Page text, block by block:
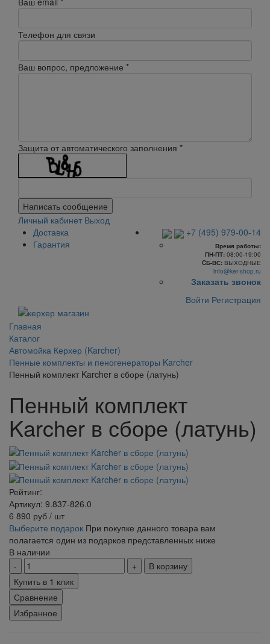
Телефон для связи
Ваш вопрос, предложение *
Защита от автоматического заполнения *
Написать сообщение
Личный кабинет Выход
Доставка
Гарантия
+7 (495) 979-00-14
Время работы:
ПН-ПТ:08:00-19:00
CБ-ВС:ВЫХОДНЫЕ
info@ker-shop.ru
Заказать звонок
Войти Регистрация
Главная
Каталог
Автомойка Керхер (Karcher)
Пенные комплекты и пеногенераторы Karcher
Пенный комплект Karcher в сборе (латунь)
Пенный комплект
Karcher в сборе (латунь)
Рейтинг:
Артикул: 9.837-826.0
6 890 руб / шт
Выберите подарок При покупке данного товара вам
полагается один из подарков представленных ниже
В наличии
В корзину
Купить в 1 клик
Сравнение
Избранное